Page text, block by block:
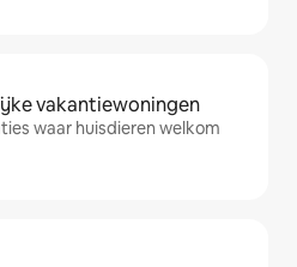
vakantiewoningen
waar huisdieren welkom